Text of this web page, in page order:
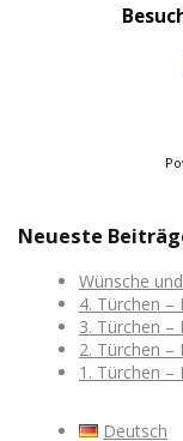
Neueste
Wünsche
4. Türchen –
3. Türchen
2. Türchen –
1. Türchen –
Deutsch